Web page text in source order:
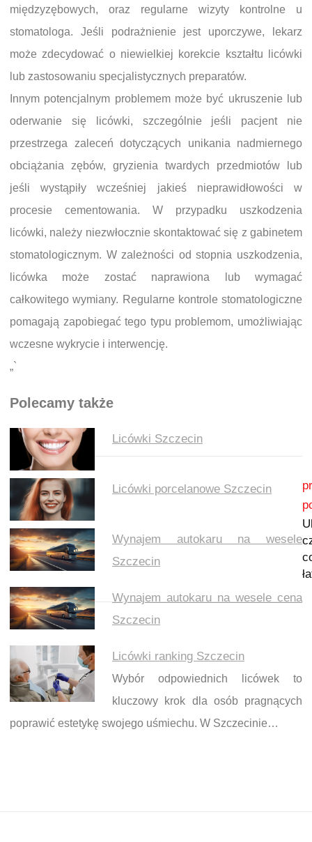
międzyzębowych, oraz regularne wizyty kontrolne u
stomatologa. Jeśli podrażnienie jest uporczywe, lekarz
może zdecydować o niewielkiej korekcie kształtu licówki
lub zastosowaniu specjalistycznych preparatów.
Innym potencjalnym problemem może być ukruszenie lub
oderwanie się licówki, szczególnie jeśli pacjent nie
przestrzega zaleceń dotyczących unikania nadmiernego
obciążania zębów, gryzienia twardych przedmiotów lub
jeśli wystąpiły wcześniej jakieś nieprawidłowości w
procesie cementowania. W przypadku uszkodzenia
licówki, należy niezwłocznie skontaktować się z gabinetem
stomatologicznym. W zależności od stopnia uszkodzenia,
licówka może zostać naprawiona lub wymagać
całkowitego wymiany. Regularne kontrole stomatologiczne
pomagają zapobiegać tego typu problemom, umożliwiając
wczesne wykrycie i interwencję.
„`
Polecamy także
Licówki Szczecin
Licówki porcelanowe Szczecin
Wynajem autokaru na wesele
Szczecin
Wynajem autokaru na wesele cena
Szczecin
Licówki ranking Szczecin
Wybór odpowiednich licówek to
kluczowy krok dla osób pragnących
poprawić estetykę swojego uśmiechu. W Szczecinie…
Nawigacja wpisu